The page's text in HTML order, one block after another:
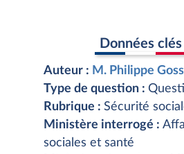
Données clés
Auteur : M. Philippe
Type de question :
Rubrique : Sécurité
Ministère interrogé :
sociales et santé